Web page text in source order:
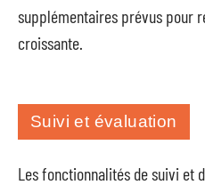
supplémentaires prévus pour
croissante.
Suivi et évaluation
Les fonctionnalités de suivi et